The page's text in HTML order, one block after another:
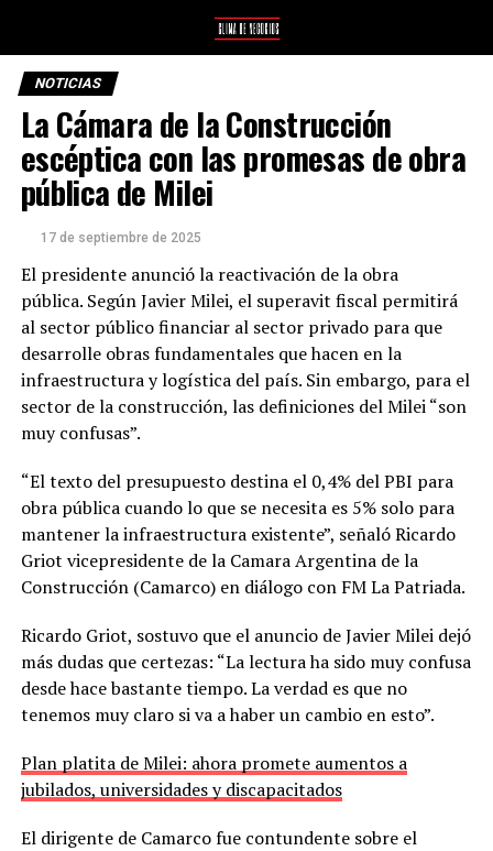
NOTICIAS
La Cámara de la Construcción
escéptica con las promesas de obra
pública de Milei
17 de septiembre de 2025
El presidente anunció la reactivación de la obra
pública. Según Javier Milei, el superavit fiscal permitirá
al sector público financiar al sector privado para que
desarrolle obras fundamentales que hacen en la
infraestructura y logística del país. Sin embargo, para el
sector de la construcción, las definiciones del Milei “son
muy confusas”.
“El texto del presupuesto destina el 0,4% del PBI para
obra pública cuando lo que se necesita es 5% solo para
mantener la infraestructura existente”, señaló Ricardo
Griot vicepresidente de la Camara Argentina de la
Construcción (Camarco) en diálogo con FM La Patriada.
Ricardo Griot, sostuvo que el anuncio de Javier Milei dejó
más dudas que certezas: “La lectura ha sido muy confusa
desde hace bastante tiempo. La verdad es que no
tenemos muy claro si va a haber un cambio en esto”.
Plan platita de Milei: ahora promete aumentos a
jubilados, universidades y discapacitados
El dirigente de Camarco fue contundente sobre el